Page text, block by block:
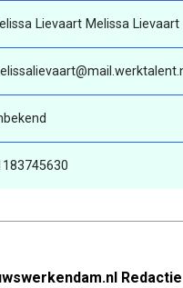
Lievaart Melissa Lievaart
Redactie